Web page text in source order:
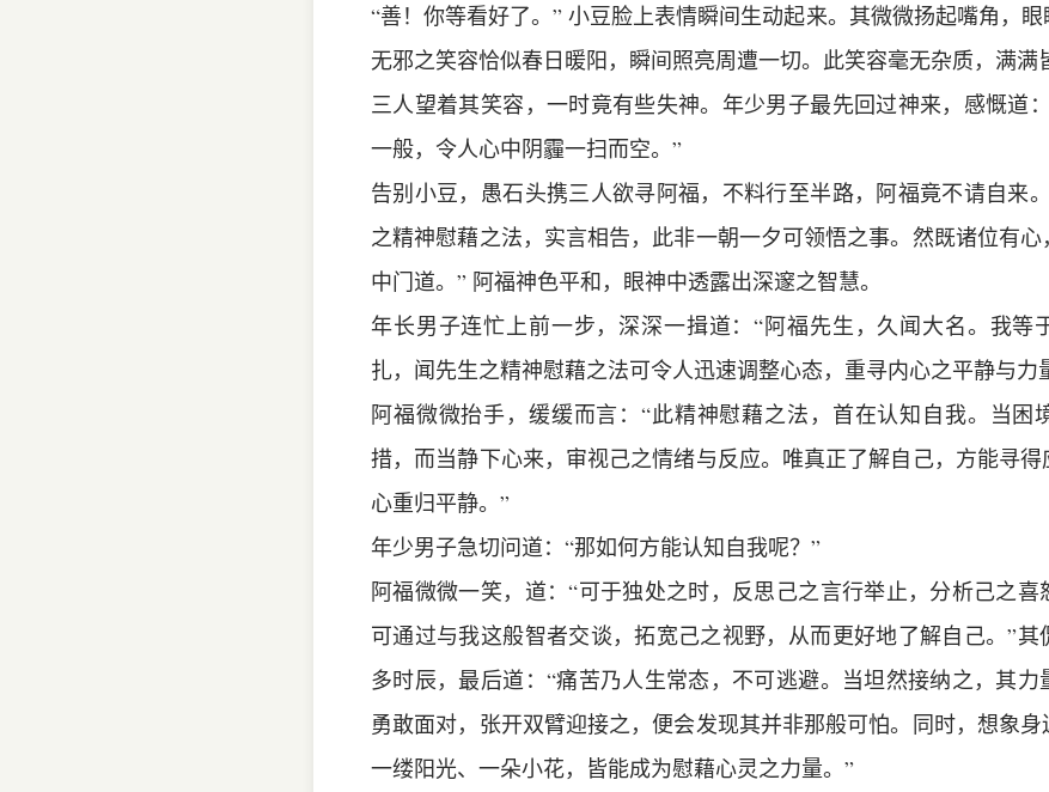
“善！你等看好了。” 小豆脸上表情瞬间生动起来。其微微扬起嘴角，
无邪之笑容恰似春日暖阳，瞬间照亮周遭一切。此笑容毫无杂质，满满
三人望着其笑容，一时竟有些失神。年少男子最先回过神来，感慨道
一般，令人心中阴霾一扫而空。”
告别小豆，愚石头携三人欲寻阿福，不料行至半路，阿福竟不请自来
之精神慰藉之法，实言相告，此非一朝一夕可领悟之事。然既诸位有
中门道。” 阿福神色平和，眼神中透露出深邃之智慧。
年长男子连忙上前一步，深深一揖道：“阿福先生，久闻大名。我等
扎，闻先生之精神慰藉之法可令人迅速调整心态，重寻内心之平静与力
阿福微微抬手，缓缓而言：“此精神慰藉之法，首在认知自我。当困
措，而当静下心来，审视己之情绪与反应。唯真正了解自己，方能寻
心重归平静。”
年少男子急切问道：“那如何方能认知自我呢？”
阿福微微一笑，道：“可于独处之时，反思己之言行举止，分析己之喜
可通过与我这般智者交谈，拓宽己之视野，从而更好地了解自己。”
多时辰，最后道：“痛苦乃人生常态，不可逃避。当坦然接纳之，其力
勇敢面对，张开双臂迎接之，便会发现其并非那般可怕。同时，想象
一缕阳光、一朵小花，皆能成为慰藉心灵之力量。”